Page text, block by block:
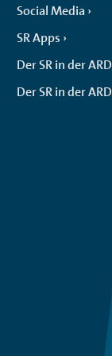
Social Media
SR Apps
Der SR in der
Der SR in der